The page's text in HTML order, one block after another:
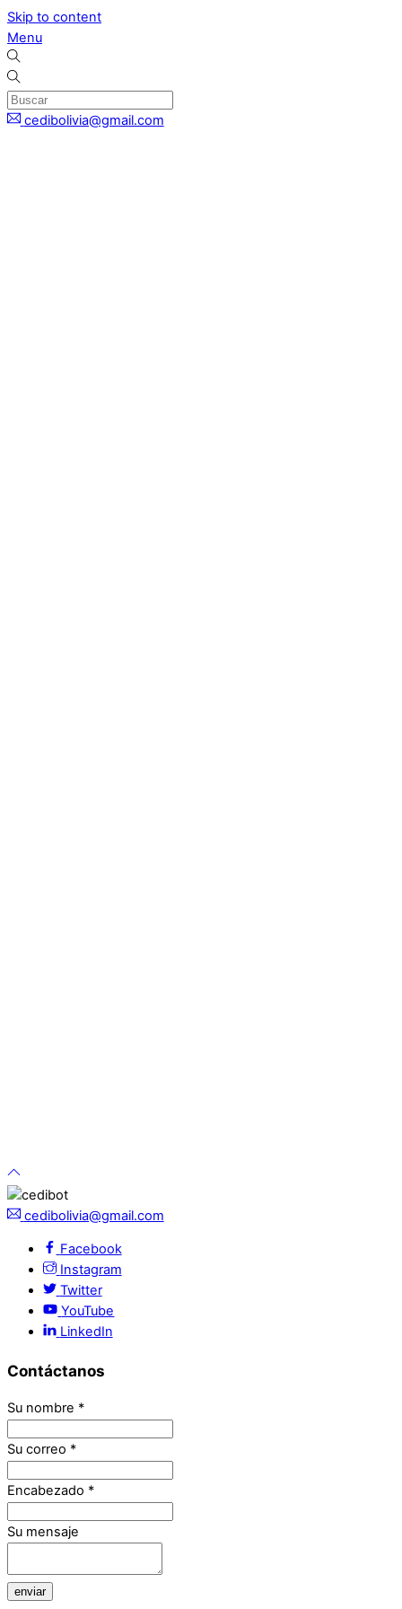
Skip to content
Menu
cedibolivia@gmail.com
cedibolivia@gmail.com
Facebook
Instagram
Twitter
YouTube
LinkedIn
Contáctanos
Su nombre *
Su correo *
Encabezado *
Su mensaje
enviar